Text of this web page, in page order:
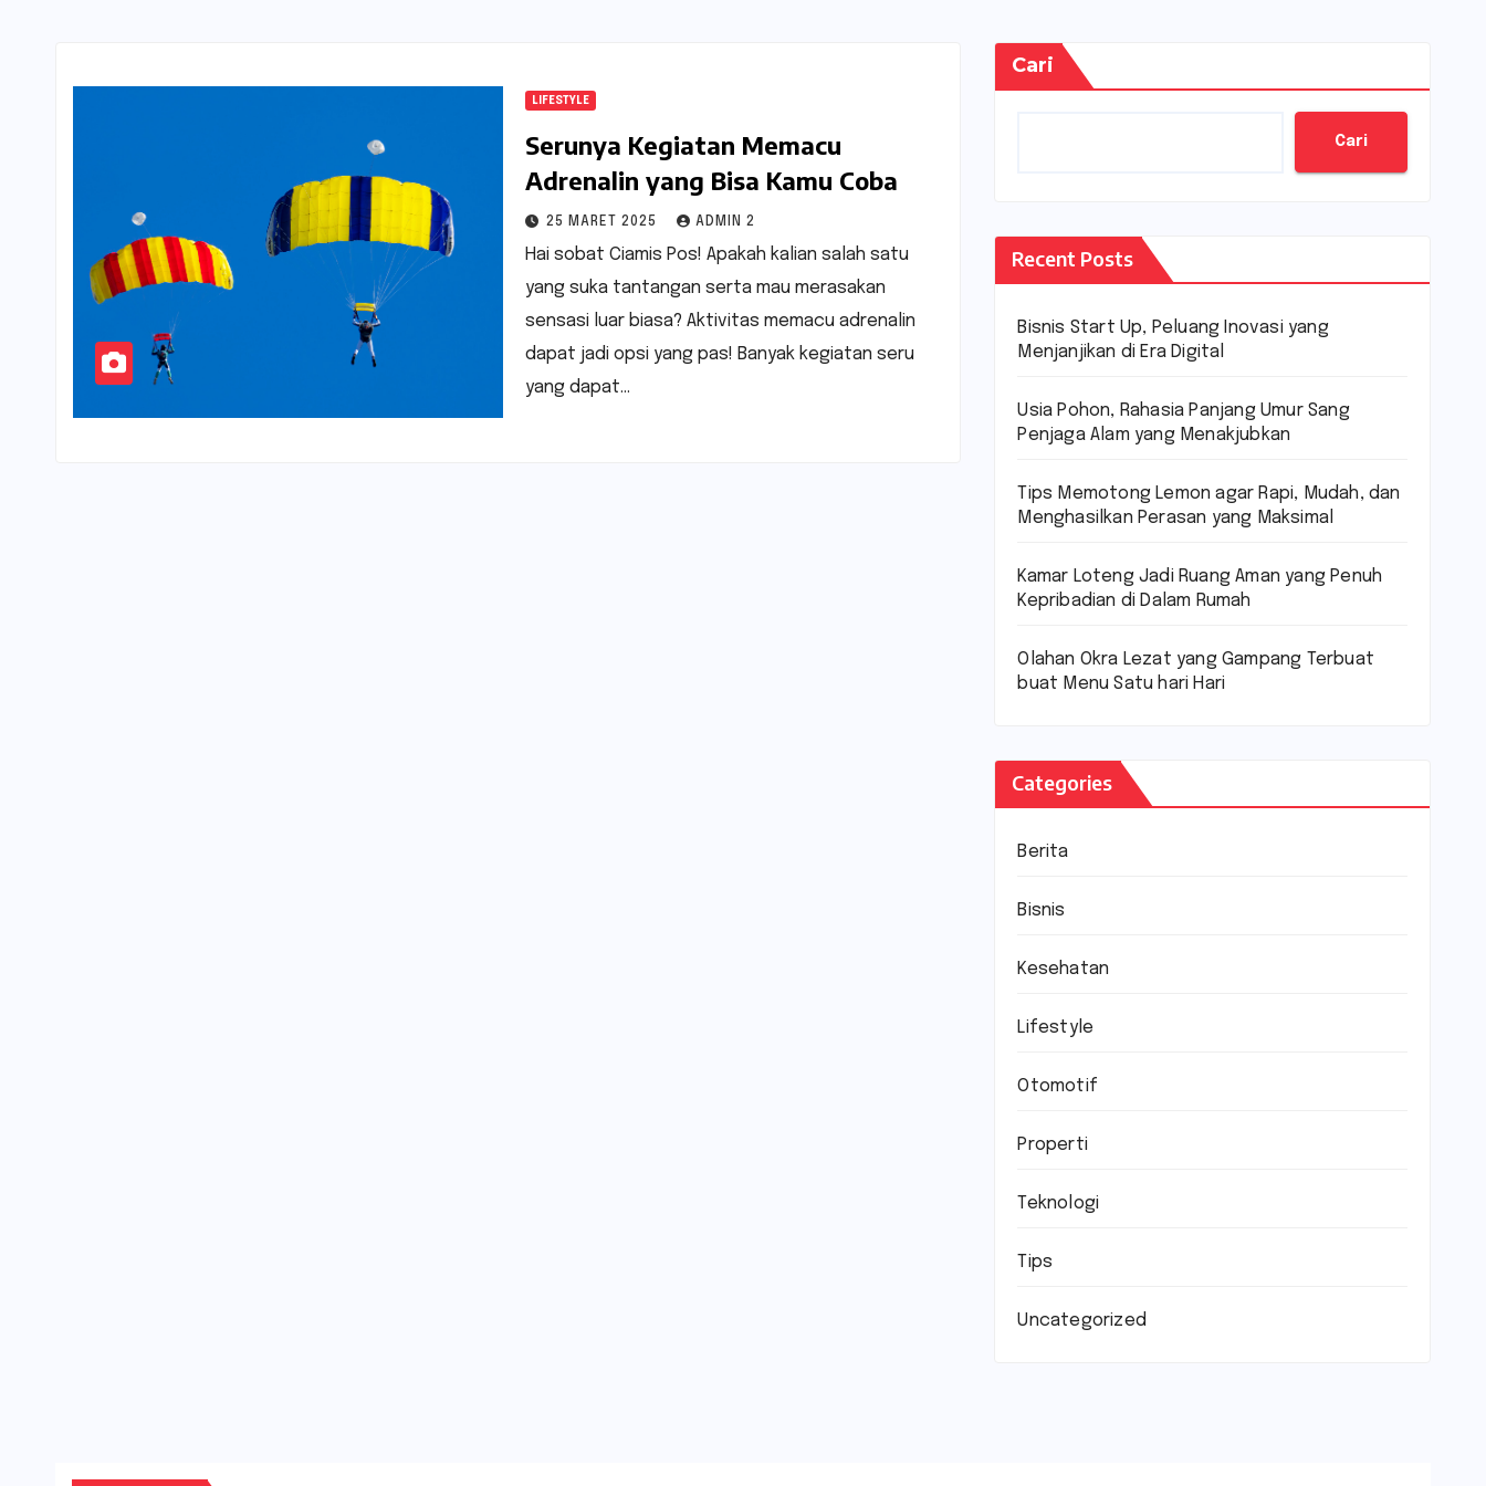
LIFESTYLE
Serunya Kegiatan Memacu
Adrenalin yang Bisa Kamu Coba
25 MARET 2025 ADMIN 2
Hai sobat Ciamis Pos! Apakah kalian salah satu
yang suka tantangan serta mau merasakan
sensasi luar biasa? Aktivitas memacu adrenalin
dapat jadi opsi yang pas! Banyak kegiatan seru
yang dapat…
Cari
Cari
Recent Posts
Bisnis Start Up, Peluang Inovasi yang
Menjanjikan di Era Digital
Usia Pohon, Rahasia Panjang Umur Sang
Penjaga Alam yang Menakjubkan
Tips Memotong Lemon agar Rapi, Mudah, dan
Menghasilkan Perasan yang Maksimal
Kamar Loteng Jadi Ruang Aman yang Penuh
Kepribadian di Dalam Rumah
Olahan Okra Lezat yang Gampang Terbuat
buat Menu Satu hari Hari
Categories
Berita
Bisnis
Kesehatan
Lifestyle
Otomotif
Properti
Teknologi
Tips
Uncategorized